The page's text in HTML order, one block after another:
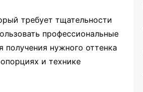
требует тщательности
профессиональные
получения нужного оттенка
и технике